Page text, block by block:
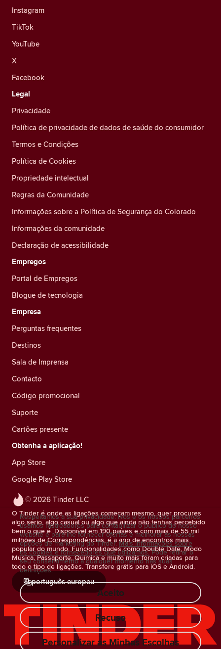
© 2026 Tinder LLC
O Tinder é onde as ligações começam mesmo, quer procures
algo sério, algo casual ou algo que ainda não tenhas percebido
bem o que é. Disponível em 190 países e com mais de 55 mil
milhões de Correspondências, é a app de encontros mais
popular do mundo. Funcionalidades como Double Date, Modo
Música, Passaporte, Química e muito mais foram criadas para
todo o tipo de ligações. Transfere grátis para iOS e Android.
português europeu
Instagram
TikTok
YouTube
X
Facebook
Legal
Privacidade
Política de privacidade de dados de saúde do consumidor
Termos e Condições
Política de Cookies
Propriedade intelectual
Regras da Comunidade
Informações sobre a Política de Segurança do Colorado
Informações da comunidade
Declaração de acessibilidade
Empregos
Portal de Empregos
Blogue de tecnologia
Empresa
Perguntas frequentes
Destinos
Sala de Imprensa
Contacto
Código promocional
Suporte
Cartões presente
Obtenha a aplicação!
App Store
Google Play Store
Respeitamos a sua privacidade. Nós e os nossos parceiros
usamos rastreadores para contabilizar o público do nosso
website e para lhe fornecer ofertas e melhorar as nossas
opções de marketing do Tinder. Mais informações sobre
os cookies e fornecedores que utilizamos. Pode retirar o
seu consentimento a qualquer momento nas suas
definições.
Aceito
Recuso
Personalizar as Minhas Escolhas